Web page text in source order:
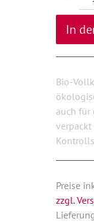
In
Bio-
auch für
Preise
zzgl.